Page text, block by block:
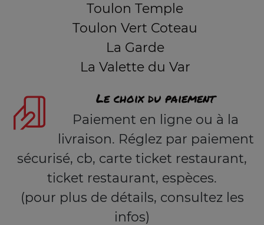
Toulon Temple
Toulon Vert Coteau
La Garde
La Valette du Var
Le choix du paiement
Paiement en ligne ou à la
livraison. Réglez par paiement
sécurisé, cb, carte ticket restaurant,
ticket restaurant, espèces.
(pour plus de détails, consultez les
infos)